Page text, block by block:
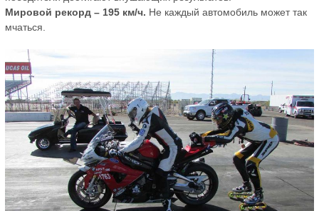
Мировой рекорд – 195 км/ч. Не каждый автомобиль может так
мчаться.